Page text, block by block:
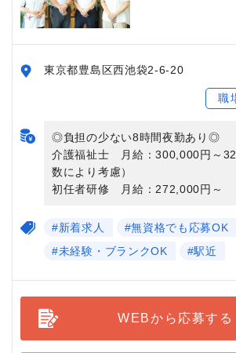
東京都豊島区西池袋2-6-20
職
◎負担の少ない8時間夜勤あり◎
介護福祉士 月給：300,000円～
数により考慮）
初任者研修 月給：272,000円～
#新着求人
#無資格でも応募OK
#未経験・ブランクOK
#駅近
WEBから応募する